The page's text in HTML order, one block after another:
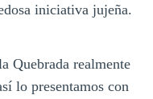
iniciativa jujeña.
Quebrada realmente
lo presentamos con